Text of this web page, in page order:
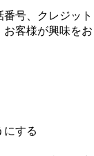
号、クレジット
客様が興味をお
にする